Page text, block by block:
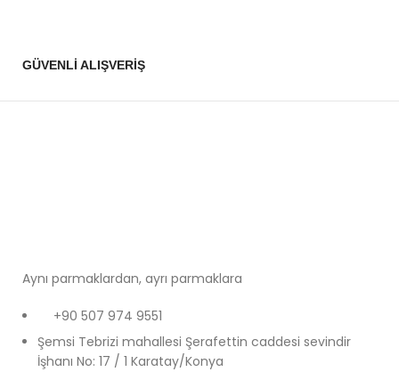
GÜVENLİ ALIŞVERİŞ
Aynı parmaklardan, ayrı parmaklara
+90 507 974 9551
Şemsi Tebrizi mahallesi Şerafettin caddesi sevindir
İşhanı No: 17 / 1 Karatay/Konya